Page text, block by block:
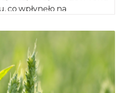
co wpłynęło na